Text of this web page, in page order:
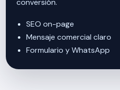
conversión.
SEO on-page
Mensaje comercial claro
Formulario y WhatsApp